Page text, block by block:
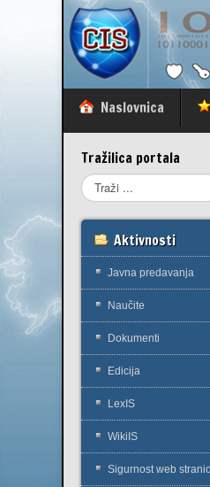
Naslovnica
Tražilica portala
Aktivnosti
Javna predavanja
Naučite
Dokumenti
Edicija
LexIS
WikiIS
Sigurnost web